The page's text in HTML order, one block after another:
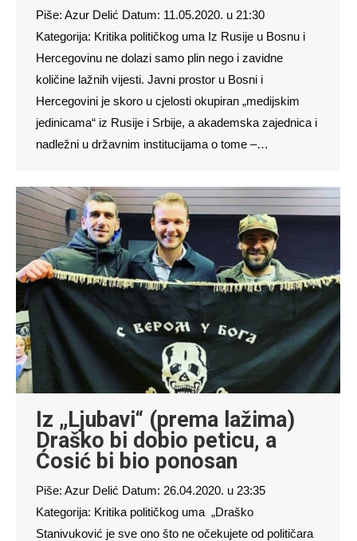
Piše: Azur Delić Datum: 11.05.2020. u 21:30
Kategorija: Kritika političkog uma Iz Rusije u Bosnu i
Hercegovinu ne dolazi samo plin nego i zavidne
količine lažnih vijesti. Javni prostor u Bosni i
Hercegovini je skoro u cjelosti okupiran „medijskim
jedinicama“ iz Rusije i Srbije, a akademska zajednica i
nadležni u državnim institucijama o tome –…
Iz „Ljubavi“ (prema lažima)
Draško bi dobio peticu, a
Ćosić bi bio ponosan
Piše: Azur Delić Datum: 26.04.2020. u 23:35
Kategorija: Kritika političkog uma „Draško
Stanivuković je sve ono što ne očekujete od političara